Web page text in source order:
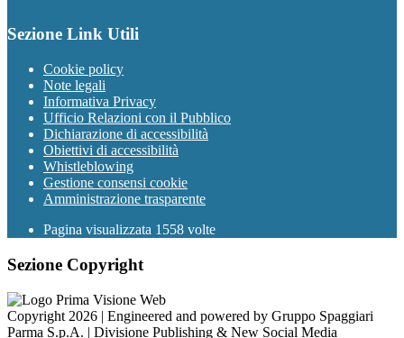
Sezione Link Utili
Cookie policy
Note legali
Informativa Privacy
Ufficio Relazioni con il Pubblico
Dichiarazione di accessibilità
Obiettivi di accessibilità
Whistleblowing
Gestione consensi cookie
Amministrazione trasparente
Pagina visualizzata 1558 volte
Sezione Copyright
Copyright 2026 | Engineered and powered by Gruppo Spaggiari
Parma S.p.A. | Divisione Publishing & New Social Media